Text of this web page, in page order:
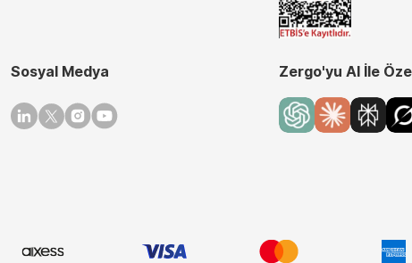
Sosyal Medya
Linkedin
TwitterInstagram
Youtube
Zergo'yu AI İle